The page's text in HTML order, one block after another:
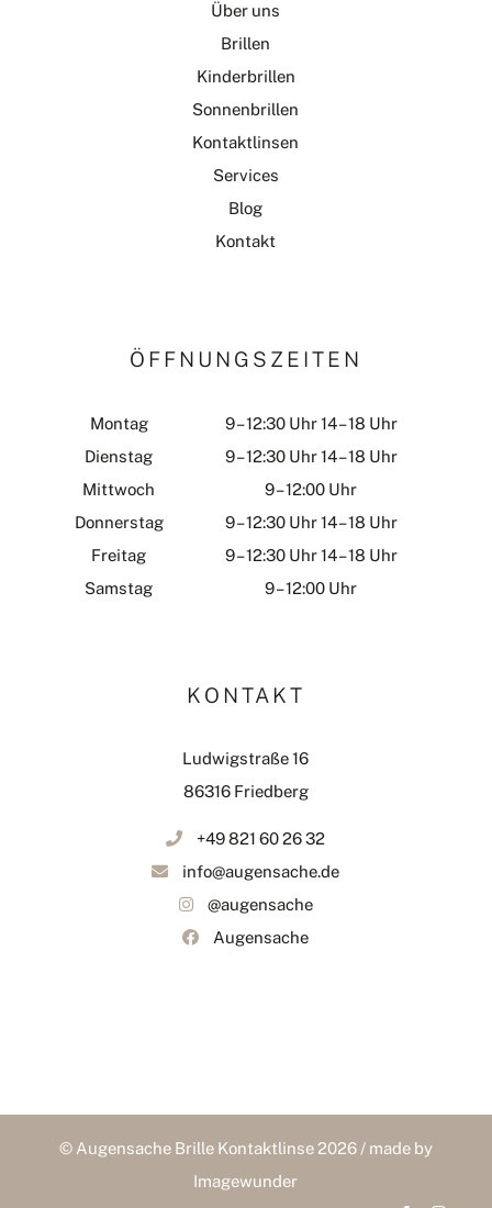
Über uns
Brillen
Kinderbrillen
Sonnenbrillen
Kontaktlinsen
Services
Blog
Kontakt
ÖFFNUNGSZEITEN
Montag
9 – 12:30 Uhr 14 – 18 Uhr
Dienstag
9 – 12:30 Uhr 14 – 18 Uhr
Mittwoch
9 – 12:00 Uhr
Donnerstag
9 – 12:30 Uhr 14 – 18 Uhr
Freitag
9 – 12:30 Uhr 14 – 18 Uhr
Samstag
9 – 12:00 Uhr
KONTAKT
Ludwigstraße 16
86316 Friedberg
+49 821 60 26 32
info@augensache.de
@augensache
Augensache
© Augensache Brille Kontaktlinse 2026 / made by
Imagewunder